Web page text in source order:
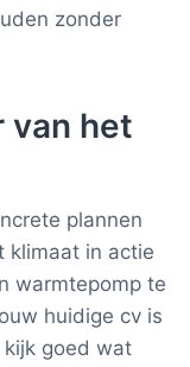
zonder
van het
plannen
klimaat in actie
warmtepomp te
huidige cv is
kijk goed wat